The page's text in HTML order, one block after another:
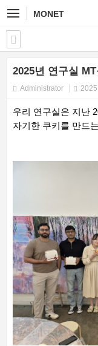
MONET
2025년 연구실
Administrator
우리 연구실은 지난
자기한 쿠키를 만드